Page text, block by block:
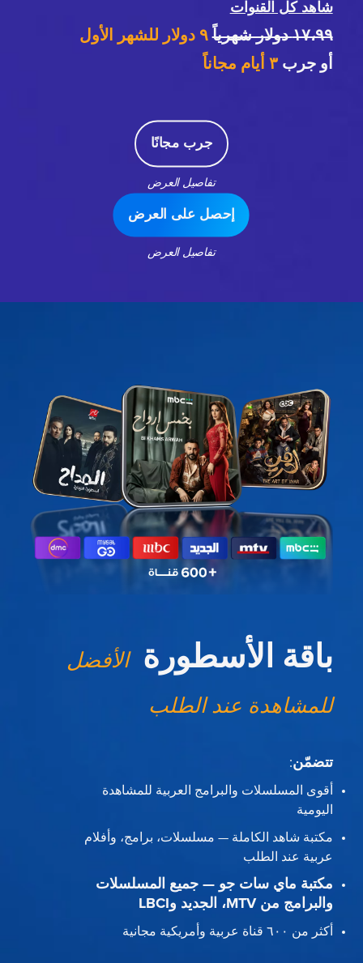
شاهد كل القنوات
١٧،٩٩ دولار شهرياً
٩ دولار للشهر الأول
أو جرب٣ أيام مجاناً
جرب مجانًا
تفاصيل العرض
إحصل على العرض
تفاصيل العرض
باقة الأسطورة الأفضل
للمشاهدة عند الطلب
تتضمّن:
أقوى المسلسلات والبرامج العربية للمشاهدة
اليومية
مكتبة شاهد الكاملة — مسلسلات، برامج، وأفلام
عربية عند الطلب
مكتبة ماي سات جو — جميع المسلسلات
والبرامج من MTV، الجديد وLBCI
أكثر من ٦٠٠ قناة عربية وأمريكية مجانية